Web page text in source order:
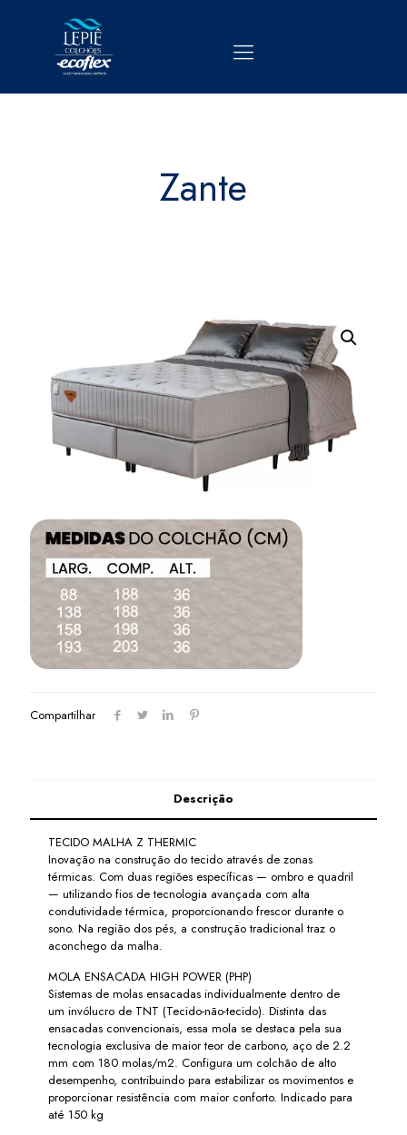
Zante
Compartilhar
Descrição
TECIDO MALHA Z THERMIC
Inovação na construção do tecido através de zonas
térmicas. Com duas regiões específicas — ombro e quadril
— utilizando fios de tecnologia avançada com alta
condutividade térmica, proporcionando frescor durante o
sono. Na região dos pés, a construção tradicional traz o
aconchego da malha.
MOLA ENSACADA HIGH POWER (PHP)
Sistemas de molas ensacadas individualmente dentro de
um invólucro de TNT (Tecido-não-tecido). Distinta das
ensacadas convencionais, essa mola se destaca pela sua
tecnologia exclusiva de maior teor de carbono, aço de 2.2
mm com 180 molas/m2. Configura um colchão de alto
desempenho, contribuindo para estabilizar os movimentos e
proporcionar resistência com maior conforto. Indicado para
até 150 kg